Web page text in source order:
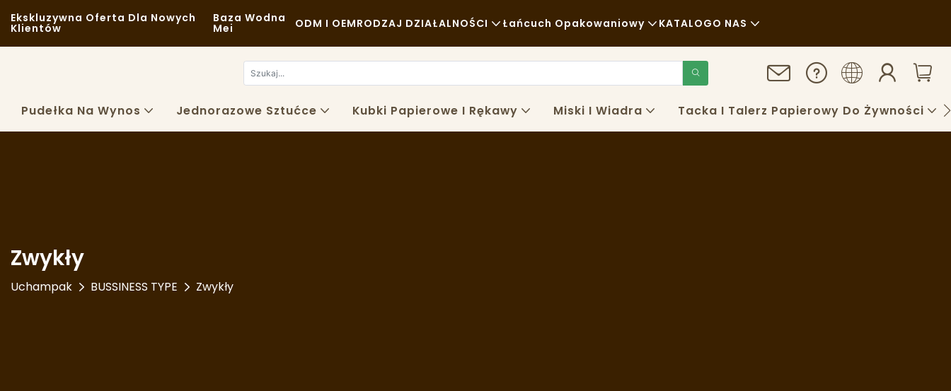
Ekskluzywna Oferta Dla Nowych
Klientów
Baza Wodna
Mei ODM I OEMRODZAJ DZIAŁALNOŚCI
Fast Food
Łańcuch Opakowaniowy
Surowce
KATALOGO NAS
Aktualności
Pudełka Na Wynos Jednorazowe Sztućce Kubki Papierowe I Rękawy Miski I Wiadra Tacka I Talerz Papierowy Do Żywności
Zwykły
Uchampak BUSSINESS TYPE Zwykły